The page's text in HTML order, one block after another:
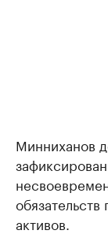
Минниханов
активов.